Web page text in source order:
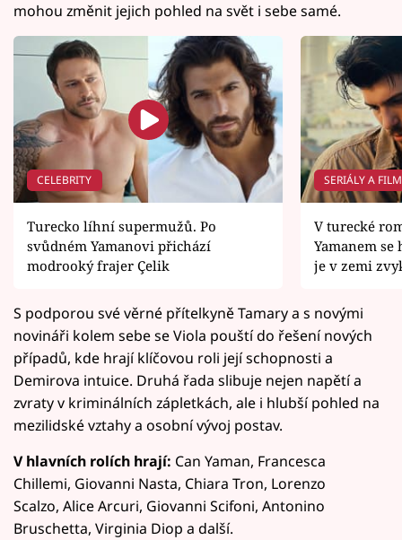
mohou změnit jejich pohled na svět i sebe samé.
CELEBRITY
Turecko líhní supermužů. Po
svůdném Yamanovi přichází
modrooký frajer Çelik
SERIÁLY A
V turecké
Yamanem
je v zemi
S podporou své věrné přítelkyně Tamary a s novými
novináři kolem sebe se Viola pouští do řešení nových
případů, kde hrají klíčovou roli její schopnosti a
Demirova intuice. Druhá řada slibuje nejen napětí a
zvraty v kriminálních zápletkách, ale i hlubší pohled na
mezilidské vztahy a osobní vývoj postav.
V hlavních rolích hrají: Can Yaman, Francesca
Chillemi, Giovanni Nasta, Chiara Tron, Lorenzo
Scalzo, Alice Arcuri, Giovanni Scifoni, Antonino
Bruschetta, Virginia Diop a další.